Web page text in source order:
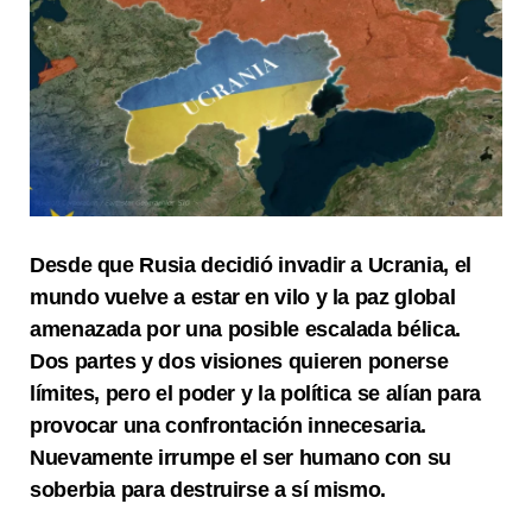
Desde que Rusia decidió invadir a Ucrania, el
mundo vuelve a estar en vilo y la paz global
amenazada por una posible escalada bélica.
Dos partes y dos visiones quieren ponerse
límites, pero el poder y la política se alían para
provocar una confrontación innecesaria.
Nuevamente irrumpe el ser humano con su
soberbia para destruirse a sí mismo.